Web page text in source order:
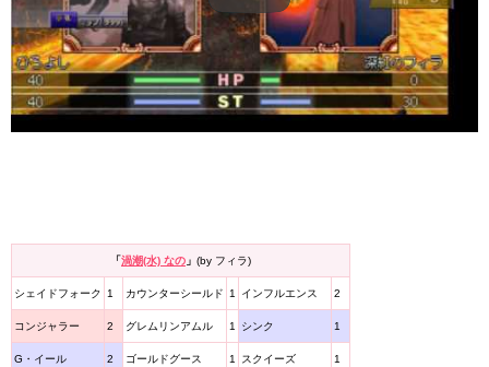
「渦潮(水) なの 」 (by フィラ)
シェイドフォーク 1 カウンターシールド 1 インフルエンス 2
コンジャラー 2 グレムリンアムル 1 シンク 1
G・イール 2 ゴールドグース 1 スクイーズ 1